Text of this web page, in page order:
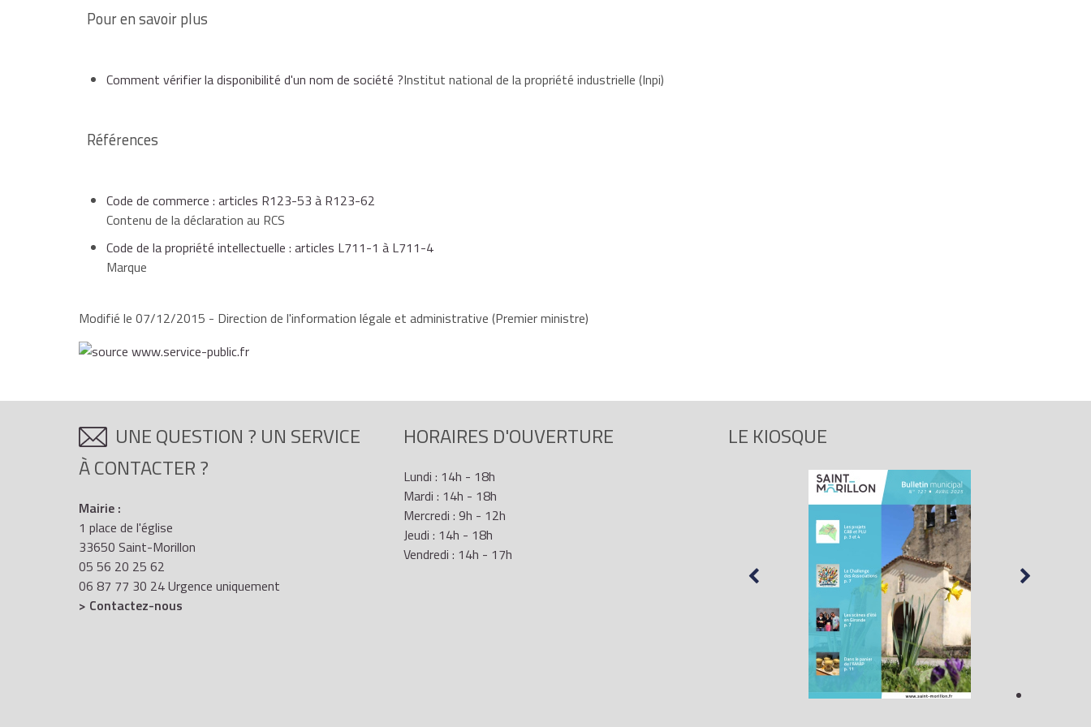
Pour en savoir plus
Comment vérifier la disponibilité d'un nom de société ?Institut national de la propriété industrielle (Inpi)
Références
Code de commerce : articles R123-53 à R123-62
Contenu de la déclaration au RCS
Code de la propriété intellectuelle : articles L711-1 à L711-4
Marque
Modifié le 07/12/2015 - Direction de l'information légale et administrative (Premier ministre)
UNE QUESTION ? UN SERVICE
À CONTACTER ?
Mairie :
1 place de l'église
33650 Saint-Morillon
05 56 20 25 62
06 87 77 30 24 Urgence uniquement
> Contactez-nous
HORAIRES D'OUVERTURE
Lundi : 14h - 18h
Mardi : 14h - 18h
Mercredi : 9h - 12h
Jeudi : 14h - 18h
Vendredi : 14h - 17h
LE KIOSQUE